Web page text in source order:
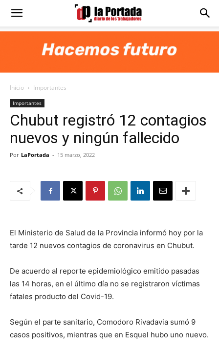
Diario
Portada
Inicio Importantes
Importantes
Chubut registró 12 contagios
nuevos y ningún fallecido
Por LaPortada - 15 marzo, 2022
El Ministerio de Salud de la Provincia informó hoy por la
tarde 12 nuevos contagios de coronavirus en Chubut.
De acuerdo al reporte epidemiológico emitido pasadas
las 14 horas, en el último día no se registraron víctimas
fatales producto del Covid-19.
Según el parte sanitario, Comodoro Rivadavia sumó 9
casos positivos, mientras que en Esquel hubo uno nuevo.